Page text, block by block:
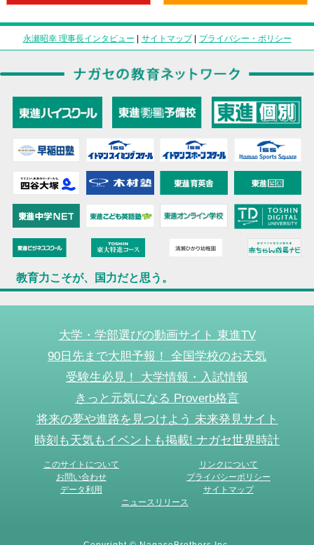
永瀬昭幸 理事長インタビュー | サイトマップ| プライバシー・ポリシー
教育力こそが、国力だと思う。
大学・学部選びの動画サイト 東進TV
90日先まで大胆予報！ 全国学校のお天気
受験生必見！ 大学情報・入試情報
きっと元気になる Proverb格言
将来の夢や進路を見つけよう 未来発見サイト
時刻も天気もイベントも掲載! ナガセ世界時計
このサイトについて
リンクについて
お問い合わせ
プライバシーポリシー
データ利用
サイトマップ
ニュースリリース